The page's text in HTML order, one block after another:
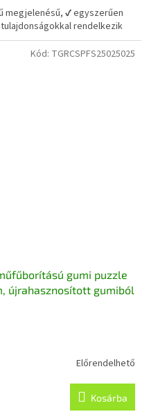
megjelenésű, ✔ egyszerűen
rendelkezik
gumi puzzle
újrahasznosított gumiból
Előrendelhető
Kosárba
Kód: TGRCSPFS25025025